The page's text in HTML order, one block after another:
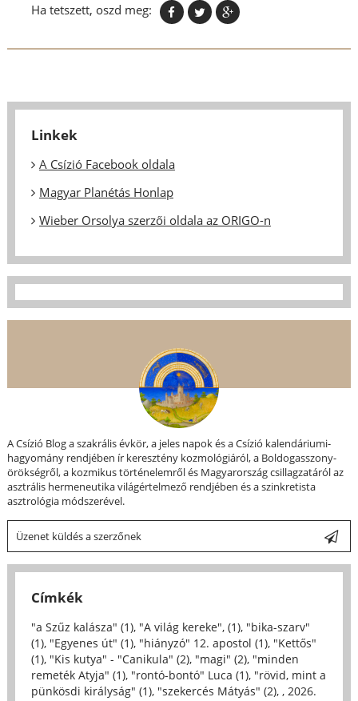
Ha tetszett, oszd meg:
Linkek
A Csízió Facebook oldala
Magyar Planétás Honlap
Wieber Orsolya szerzői oldala az ORIGO-n
A Csízió Blog a szakrális évkör, a jeles napok és a Csízió kalendáriumi-
hagyomány rendjében ír keresztény kozmológiáról, a Boldogasszony-
örökségről, a kozmikus történelemről és Magyarország csillagzatáról az
asztrális hermeneutika világértelmező rendjében és a szinkretista
asztrológia módszerével.
Üzenet küldés a szerzőnek
Címkék
"a Szűz kalásza" (1), "A világ kereke", (1), "bika-szarv"
(1), "Egyenes út" (1), "hiányzó" 12. apostol (1), "Kettős"
(1), "Kis kutya" - "Canikula" (2), "magi" (2), "minden
remeték Atyja" (1), "rontó-bontó" Luca (1), "rövid, mint a
pünkösdi királyság" (1), "szekercés Mátyás" (2), , 2026.